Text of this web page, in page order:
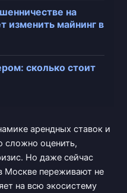
на
изменить майнинг в
сколько стоит
арендных ставок и
сложно оценить,
Но даже сейчас
Москве переживают не
на всю экосистему